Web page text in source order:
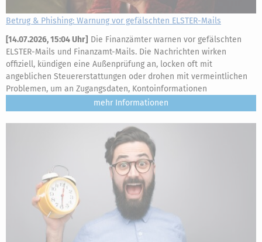
Betrug & Phishing: Warnung vor gefälschten ELSTER-Mails
[14.07.2026, 15:04 Uhr] Die Finanzämter warnen vor gefälschten
ELSTER-Mails und Finanzamt-Mails. Die Nachrichten wirken
offiziell, kündigen eine Außenprüfung an, locken oft mit
angeblichen Steuererstattungen oder drohen mit vermeintlichen
Problemen, um an Zugangsdaten, Kontoinformationen
mehr